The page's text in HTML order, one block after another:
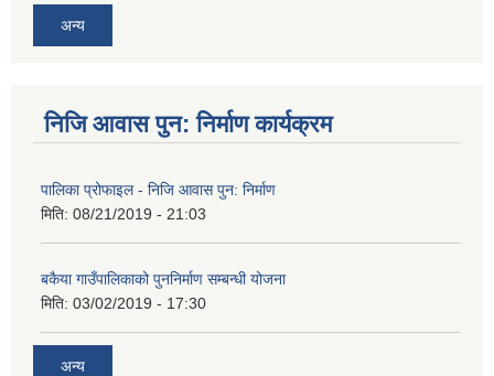
अन्य
निजि आवास पुन: निर्माण कार्यक्रम
पालिका प्रोफाइल - निजि आवास पुन: निर्माण
मिति: 08/21/2019 - 21:03
बकैया गाउँपालिकाको पुननिर्माण सम्बन्धी योजना
मिति: 03/02/2019 - 17:30
अन्य